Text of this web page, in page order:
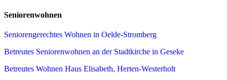
Seniorenwohnen
Seniorengerechtes Wohnen in Oelde-Stromberg
Betreutes Seniorenwohnen an der Stadtkirche in Geseke
Betreutes Wohnen Haus Elisabeth, Herten-Westerholt